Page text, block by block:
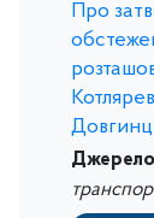
Про